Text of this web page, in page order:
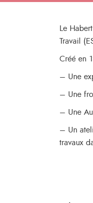
Le
Travail
Créé en
– Une
– Une
– Une
– Un
travaux